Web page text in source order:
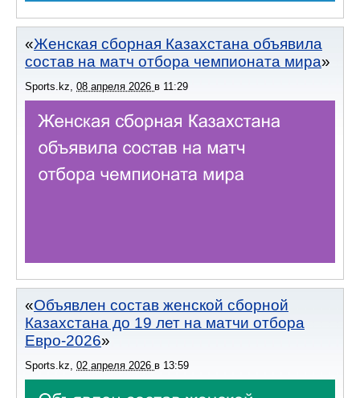
Женская сборная Казахстана объявила
состав на матч отбора чемпионата мира
Sports.kz, 08 апреля 2026 в 11:29
Объявлен состав женской сборной
Казахстана до 19 лет на матчи отбора
Евро-2026
Sports.kz 02 апреля 2026 в 13:59